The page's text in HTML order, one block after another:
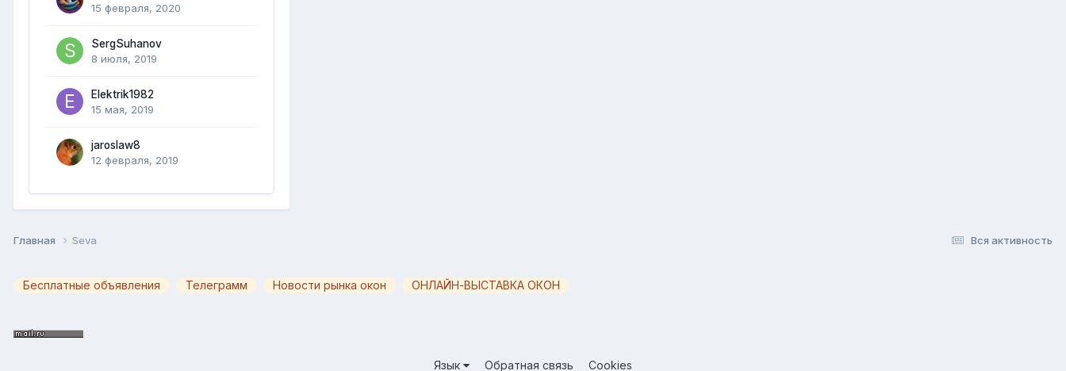
15 февраля, 2020
SergSuhanov
8 июля, 2019
Elektrik1982
15 мая, 2019
jaroslaw8
12 февраля, 2019
Вся активность
Главная Seva
Бесплатные объявления Телеграмм Новости рынка окон ОНЛАЙН-ВЫСТАВКА ОКОН
Язык Обратная связь Cookies